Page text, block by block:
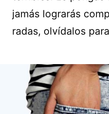
jamás lograrás
radas, olvídalos